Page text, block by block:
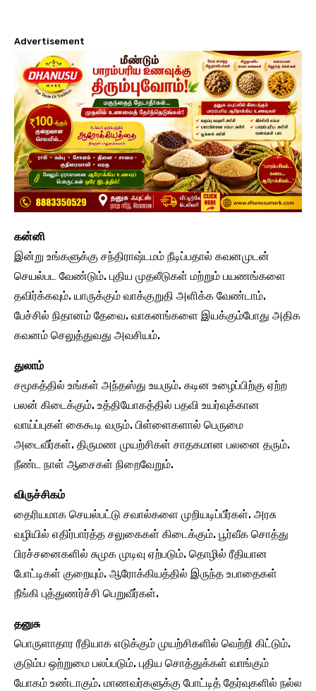
Advertisement
கன்னி
இன்று உங்களுக்கு சந்திராஷ்டமம் நீடிப்பதால் கவனமுடன்
செயல்பட வேண்டும். புதிய முதலீடுகள் மற்றும் பயணங்களை
தவிர்க்கவும். யாருக்கும் வாக்குறுதி அளிக்க வேண்டாம்.
பேச்சில் நிதானம் தேவை. வாகனங்களை இயக்கும்போது அதிக
கவனம் செலுத்துவது அவசியம்.
துலாம்
சமூகத்தில் உங்கள் அந்தஸ்து உயரும். கடின உழைப்பிற்கு ஏற்ற
பலன் கிடைக்கும். உத்தியோகத்தில் பதவி உயர்வுக்கான
வாய்ப்புகள் கைகூடி வரும். பிள்ளைகளால் பெருமை
அடைவீர்கள். திருமண முயற்சிகள் சாதகமான பலனை தரும்.
நீண்ட நாள் ஆசைகள் நிறைவேறும்.
விருச்சிகம்
தைரியமாக செயல்பட்டு சவால்களை முறியடிப்பீர்கள். அரசு
வழியில் எதிர்பார்த்த சலுகைகள் கிடைக்கும். பூர்வீக சொத்து
பிரச்சனைகளில் சுமுக முடிவு ஏற்படும். தொழில் ரீதியான
போட்டிகள் குறையும். ஆரோக்கியத்தில் இருந்த உபாதைகள்
நீங்கி புத்துணர்ச்சி பெறுவீர்கள்.
தனுசு
பொருளாதார ரீதியாக எடுக்கும் முயற்சிகளில் வெற்றி கிட்டும்.
குடும்ப ஒற்றுமை பலப்படும். புதிய சொத்துக்கள் வாங்கும்
யோகம் உண்டாகும். மாணவர்களுக்கு போட்டித் தேர்வுகளில் நல்ல